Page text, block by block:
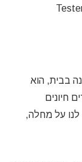
בבית, הוא
חיונים
על מחלה,